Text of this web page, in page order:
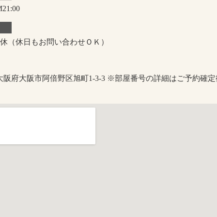
（休日もお問い合わせＯＫ）
阪府大阪市阿倍野区旭町1-3-3 ※部屋番号の詳細はご予約確